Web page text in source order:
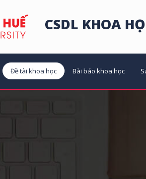
CSDL KHOA
Đề tài khoa học Bài báo khoa học